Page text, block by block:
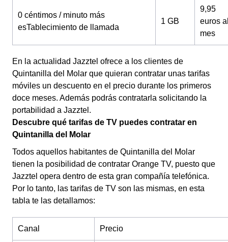
0 céntimos / minuto más
esTablecimiento de llamada
1 GB
9,95
euros
mes
En la actualidad Jazztel ofrece a los clientes de
Quintanilla del Molar que quieran contratar unas tarifas
móviles un descuento en el precio durante los primeros
doce meses. Además podrás contratarla solicitando la
portabilidad a Jazztel.
Descubre qué tarifas de TV puedes contratar en
Quintanilla del Molar
Todos aquellos habitantes de Quintanilla del Molar
tienen la posibilidad de contratar Orange TV, puesto que
Jazztel opera dentro de esta gran compañía telefónica.
Por lo tanto, las tarifas de TV son las mismas, en esta
tabla te las detallamos:
Canal Precio